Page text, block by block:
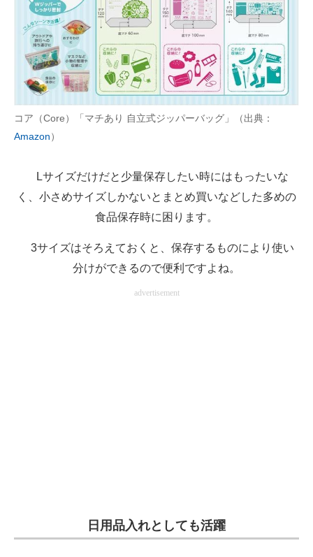
コア（Core）「マチあり 自立式ジッパーバッグ」（出典：
Amazon）
Lサイズだけだと少量保存したい時にはもったいな
く、小さめサイズしかないとまとめ買いなどした多めの
食品保存時に困ります。
3サイズはそろえておくと、保存するものにより使い
分けができるので便利ですよね。
advertisement
日用品入れとしても活躍